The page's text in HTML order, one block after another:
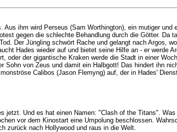
Aus ihm wird Perseus (Sam Worthington), ein mutiger und
gegen die schlechte Behandlung durch die Götter. Da
Der Jüngling schwört Rache und gelangt nach Argos,
Hades wieder auf und bietet seine Hilfe an - er werde
der gigantische Kraken werde die Stadt in einer
Sohn von Zeus und damit ein Halbgott! Das hindert ihn
Calibos (Jason Flemyng) auf, der in Hades'
jetzt. Und es hat einen Namen: "Clash of the Titans".
vor dem Kinostart eine Umpolung beschlossen.
zurück nach Hollywood und raus in die Welt.